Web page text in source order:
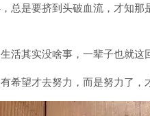
总是要挤到头破血流，才知那
活其实没啥事，一辈子也就这
望才去努力，而是努力了，